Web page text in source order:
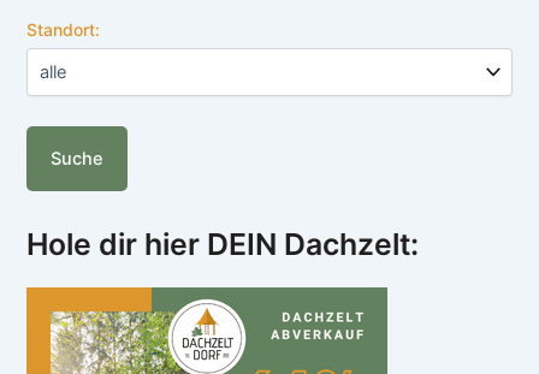
Standort:
Hole dir hier DEIN Dachzelt: